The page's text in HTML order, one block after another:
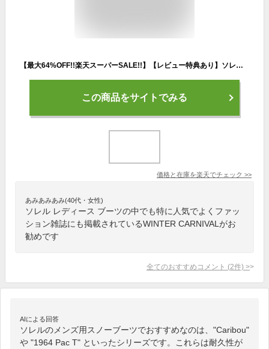
【最大64%OFF!!楽天スーパーSALE!!】【レビュー特典あり】ソレル レディース ブーツ SOREL NL5175 WINTER CARNIVAL ウィンターカーニバル ウインターブーツ スノーブーツ (231115)
この商品をサイトでみる
価格と在庫を楽天でチェック >>
あみあみあみ(40代・女性)
ソレル レディース ブーツの中でも特に人気でよくファッ
ション雑誌にも掲載されているWINTER CARNIVALがお
勧めです
全てのおすすめコメント (2件) >
AIによる回答
ソレルのメンズ用スノーブーツでおすすめなのは、"Caribou"
や "1964 Pac T" といったシリーズです。これらは耐久性が